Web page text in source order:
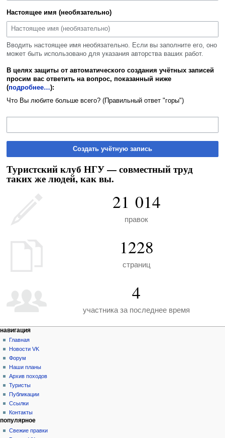
Настоящее имя (необязательно)
Вводить настоящее имя необязательно. Если вы заполните его, оно
может быть использовано для указания авторства ваших работ.
В целях защиты от автоматического создания учётных записей
просим вас ответить на вопрос, показанный ниже
(подробнее…):
Что Вы любите больше всего? (Правильный ответ "горы")
Создать учётную запись
Туристский клуб НГУ — совместный труд
таких же людей, как вы.
21 014
правок
1228
страниц
4
участника за последнее время
Н
а
в
и
а
ц
и
я
действия на странице
служебная
страница
персональные инструменты
создать
учётную
запись
войти
навигация
Главная
Новости VK
Форум
Наши планы
Архив походов
Туристы
Публикации
Ссылки
Контакты
популярное
Свежие правки